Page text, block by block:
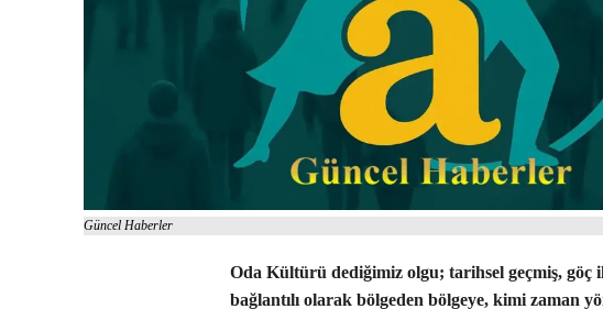
Güncel Haberler
Oda Kültürü dediğimiz olgu; tarihsel geçmiş,
bağlantılı olarak bölgeden bölgeye, kimi zaman